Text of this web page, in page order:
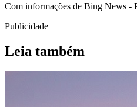
Com informações de Bing News -
Publicidade
Leia também